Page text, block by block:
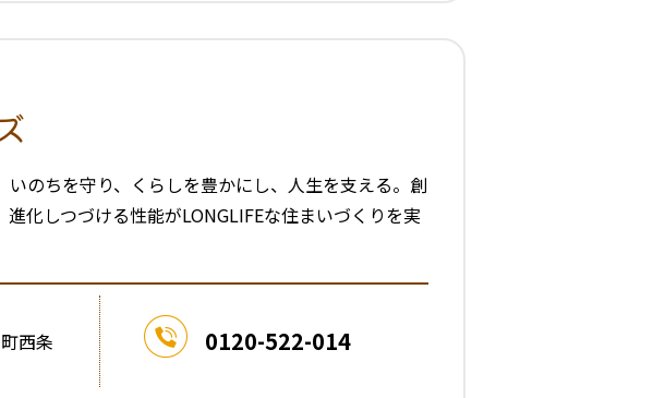
のちを守り、くらしを豊かにし、人生を支える。創
化しつづける性能がLONGLIFEな住まいづくりを実
西条
0120-522-014